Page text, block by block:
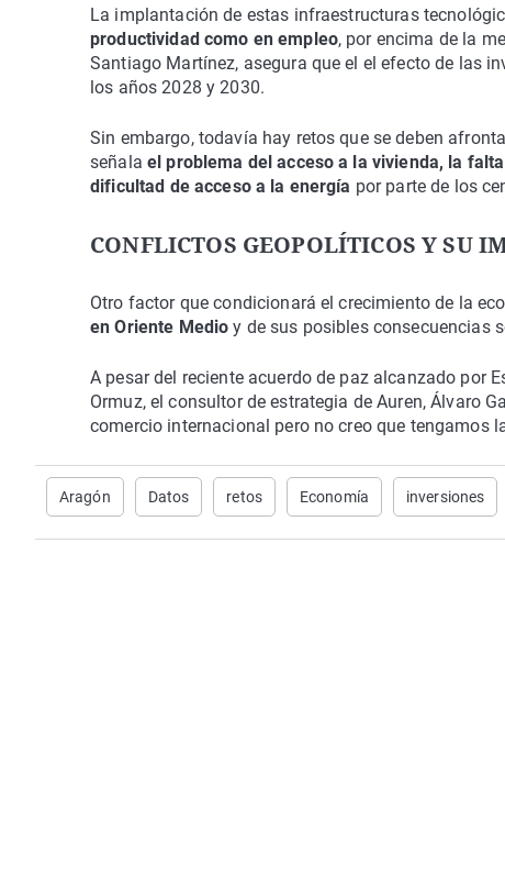
La implantación de estas infraestructuras
productividad como en empleo, por encima de la
Santiago Martínez, asegura que el el efecto de las
los años 2028 y 2030.
Sin embargo, todavía hay retos que se deben
señala el problema del acceso a la vivienda, la
dificultad de acceso a la energía por parte de los
CONFLICTOS GEOPOLÍTICOS Y SU
Otro factor que condicionará el crecimiento de la
en Oriente Medio y de sus posibles consecuencias
A pesar del reciente acuerdo de paz alcanzado por
Ormuz, el consultor de estrategia de Auren, Álvaro
comercio internacional pero no creo que tengamos
Aragón Datos retos Economía inversiones